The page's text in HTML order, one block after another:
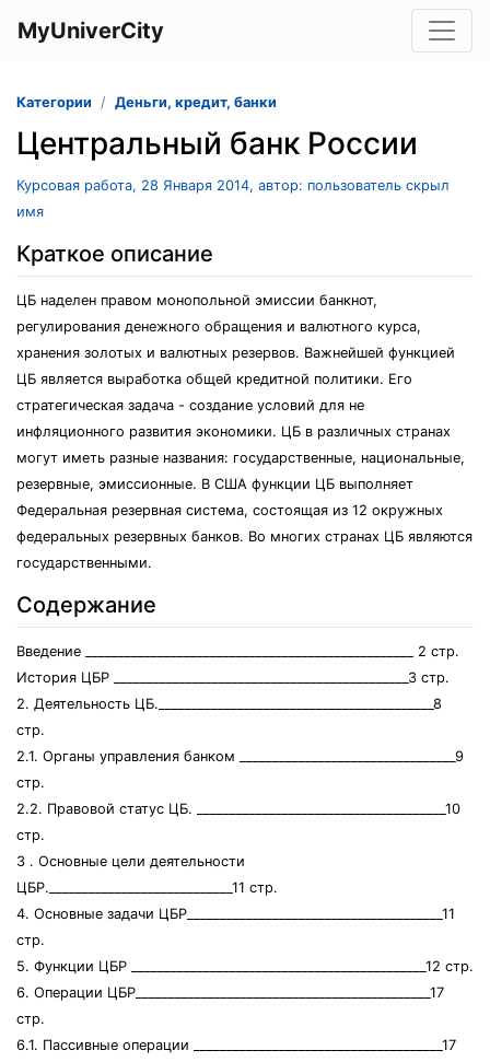
MyUniverCity
Категории Деньги, кредит, банки
Центральный банк России
Курсовая работа, 28 Января 2014, автор: пользователь скрыл
имя
Краткое описание
ЦБ наделен правом монопольной эмиссии банкнот,
регулирования денежного обращения и валютного курса,
хранения золотых и валютных резервов. Важнейшей функцией
ЦБ является выработка общей кредитной политики. Его
стратегическая задача - создание условий для не
инфляционного развития экономики. ЦБ в различных странах
могут иметь разные названия: государственные, национальные,
резервные, эмиссионные. В США функции ЦБ выполняет
Федеральная резервная система, состоящая из 12 окружных
федеральных резервных банков. Во многих странах ЦБ являются
государственными.
Содержание
Введение __________________________________________________ 2 стр.
История ЦБР _____________________________________________3 стр.
2. Деятельность ЦБ.__________________________________________8
стр.
2.1. Органы управления банком _________________________________9
стр.
2.2. Правовой статус ЦБ. ______________________________________10
стр.
3 . Основные цели деятельности
ЦБР.____________________________11 стр.
4. Основные задачи ЦБР_______________________________________11
стр.
5. Функции ЦБР _____________________________________________12 стр.
6. Операции ЦБР_____________________________________________17
стр.
6.1. Пассивные операции ______________________________________17